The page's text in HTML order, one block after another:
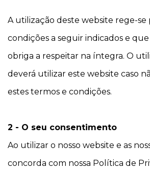
A utilização deste website rege-se
condições a seguir indicados e
obriga a respeitar na íntegra. O
deverá utilizar este website caso
estes termos e condições.
2 - O seu consentimento
Ao utilizar o nosso website e as
concorda com nossa Política de